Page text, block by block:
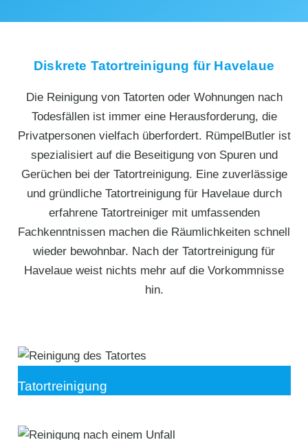
Diskrete Tatortreinigung für Havelaue
Die Reinigung von Tatorten oder Wohnungen nach
Todesfällen ist immer eine Herausforderung, die
Privatpersonen vielfach überfordert. RümpelButler ist
spezialisiert auf die Beseitigung von Spuren und
Gerüchen bei der Tatortreinigung. Eine zuverlässige
und gründliche Tatortreinigung für Havelaue durch
erfahrene Tatortreiniger mit umfassenden
Fachkenntnissen machen die Räumlichkeiten schnell
wieder bewohnbar. Nach der Tatortreinigung für
Havelaue weist nichts mehr auf die Vorkommnisse
hin.
Tatortreinigung